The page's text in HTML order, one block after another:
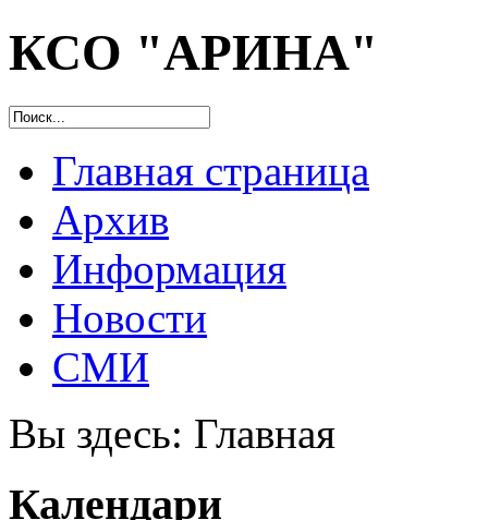
КСО "АРИНА"
Главная страница
Архив
Информация
Новости
СМИ
Вы здесь: Главная
Календари